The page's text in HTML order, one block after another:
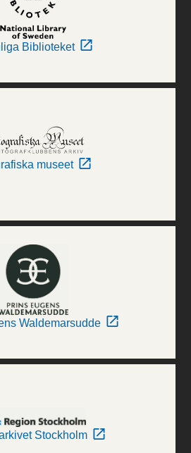
Biblioteket
museet
Waldemarsudde
Stockholm